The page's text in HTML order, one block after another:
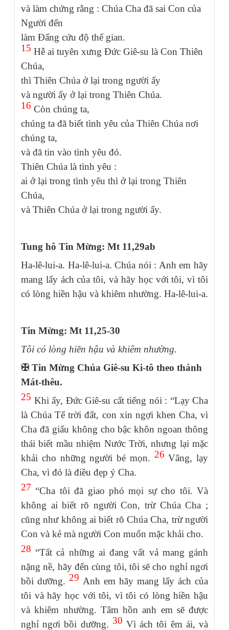
và làm chứng rằng : Chúa Cha đã sai Con của
Người đến
làm Đấng cứu độ thế gian.
15 Hễ ai tuyên xưng Đức Giê-su là Con Thiên
Chúa,
thì Thiên Chúa ở lại trong người ấy
và người ấy ở lại trong Thiên Chúa.
16 Còn chúng ta,
chúng ta đã biết tình yêu của Thiên Chúa nơi
chúng ta,
và đã tin vào tình yêu đó.
Thiên Chúa là tình yêu :
ai ở lại trong tình yêu thì ở lại trong Thiên
Chúa,
và Thiên Chúa ở lại trong người ấy.
Tung hô Tin Mừng: Mt 11,29ab
Ha-lê-lui-a. Ha-lê-lui-a. Chúa nói : Anh em hãy
mang lấy ách của tôi, và hãy học với tôi, vì tôi
có lòng hiền hậu và khiêm nhường. Ha-lê-lui-a.
Tin Mừng: Mt 11,25-30
Tôi có lòng hiền hậu và khiêm nhường.
✠ Tin Mừng Chúa Giê-su Ki-tô theo thánh
Mát-thêu.
25 Khi ấy, Đức Giê-su cất tiếng nói : “Lạy Cha
là Chúa Tể trời đất, con xin ngợi khen Cha, vì
Cha đã giấu không cho bậc khôn ngoan thông
thái biết mầu nhiệm Nước Trời, nhưng lại mặc
khải cho những người bé mọn. 26Vâng, lạy
Cha, vì đó là điều đẹp ý Cha.
27 “Cha tôi đã giao phó mọi sự cho tôi. Và
không ai biết rõ người Con, trừ Chúa Cha ;
cũng như không ai biết rõ Chúa Cha, trừ người
Con và kẻ mà người Con muốn mặc khải cho.
28 “Tất cả những ai đang vất vả mang gánh
nặng nề, hãy đến cùng tôi, tôi sẽ cho nghỉ ngơi
bồi dưỡng. 29 Anh em hãy mang lấy ách của
tôi và hãy học với tôi, vì tôi có lòng hiền hậu
và khiêm nhường. Tâm hồn anh em sẽ được
nghỉ ngơi bồi dưỡng. 30Vì ách tôi êm ái, và